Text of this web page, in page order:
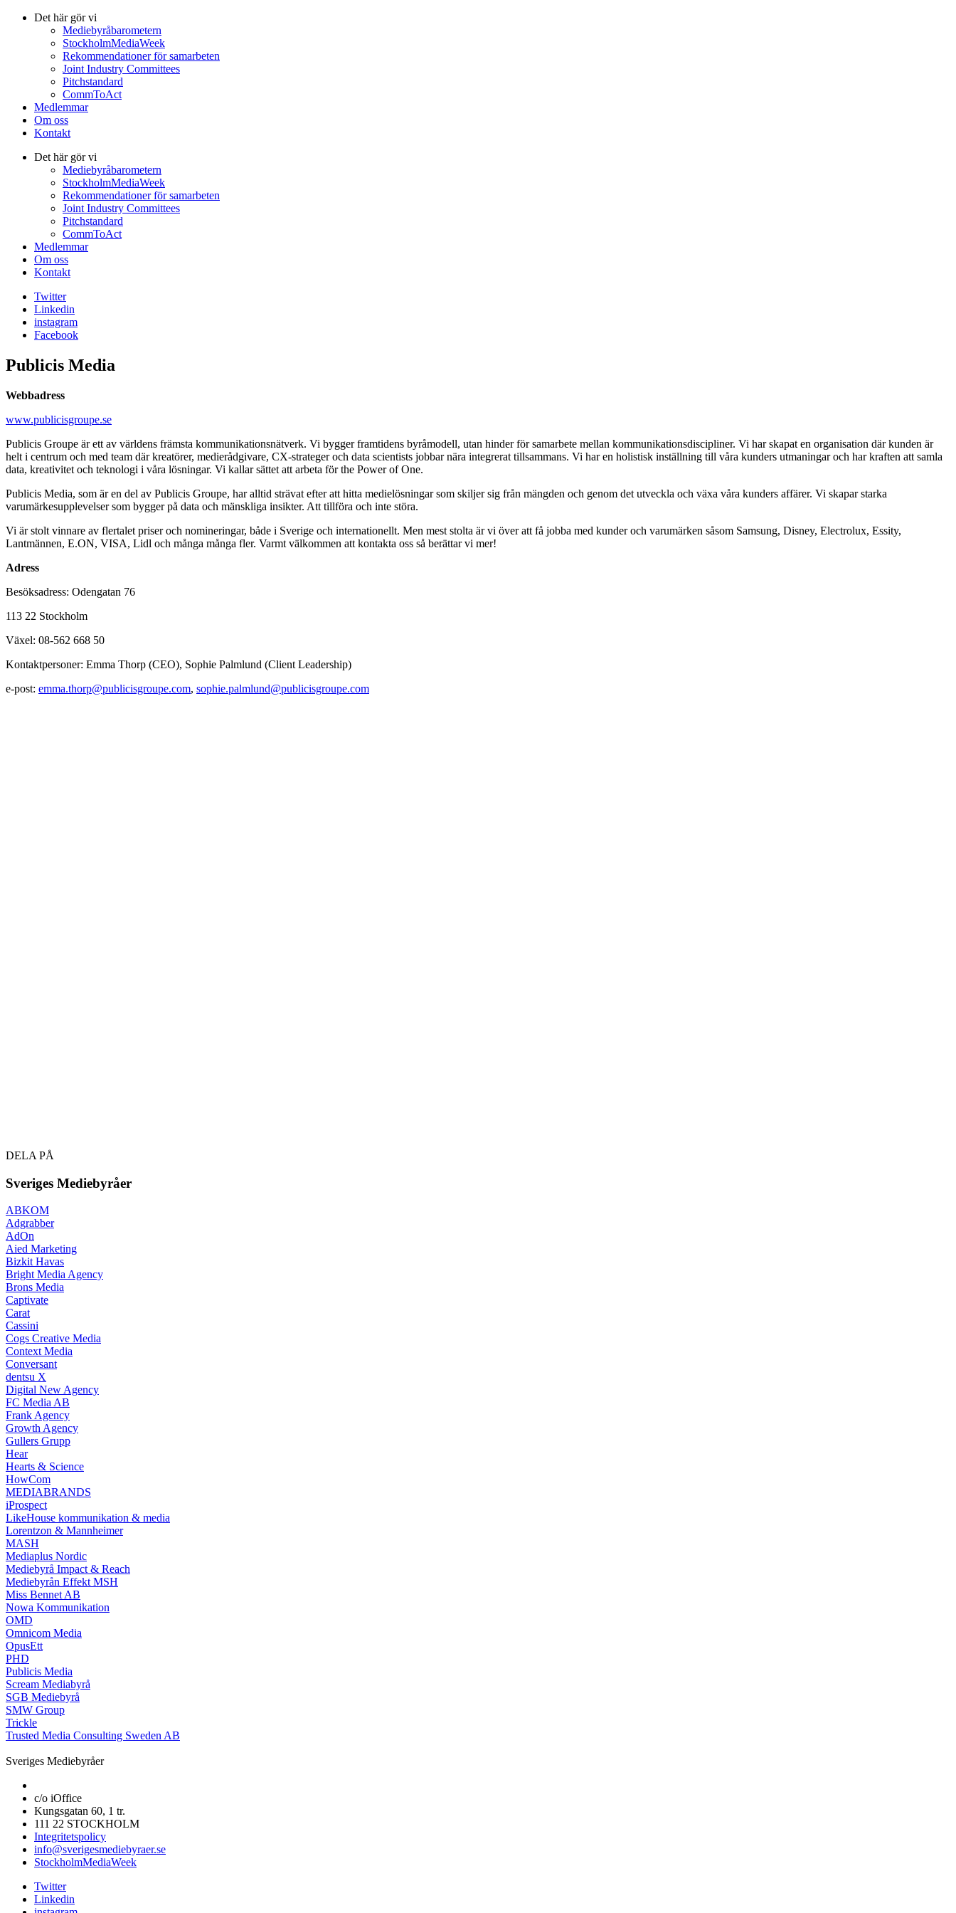
Det här gör vi
Mediebyråbarometern
StockholmMediaWeek
Rekommendationer för samarbeten
Joint Industry Committees
Pitchstandard
CommToAct
Medlemmar
Om oss
Kontakt
Det här gör vi
Mediebyråbarometern
StockholmMediaWeek
Rekommendationer för samarbeten
Joint Industry Committees
Pitchstandard
CommToAct
Medlemmar
Om oss
Kontakt
Twitter
Linkedin
instagram
Facebook
Publicis Media
Webbadress
www.publicisgroupe.se
Publicis Groupe är ett av världens främsta kommunikationsnätverk. Vi bygger framtidens byråmodell, utan hinder för samarbete mellan kommunikationsdiscipliner. Vi har skapat en organisation där kunden är
helt i centrum och med team där kreatörer, medierådgivare, CX-strateger och data scientists jobbar nära integrerat tillsammans. Vi har en holistisk inställning till våra kunders utmaningar och har kraften att samla
data, kreativitet och teknologi i våra lösningar. Vi kallar sättet att arbeta för the Power of One.
Publicis Media, som är en del av Publicis Groupe, har alltid strävat efter att hitta medielösningar som skiljer sig från mängden och genom det utveckla och växa våra kunders affärer. Vi skapar starka
varumärkesupplevelser som bygger på data och mänskliga insikter. Att tillföra och inte störa.
Vi är stolt vinnare av flertalet priser och nomineringar, både i Sverige och internationellt. Men mest stolta är vi över att få jobba med kunder och varumärken såsom Samsung, Disney, Electrolux, Essity,
Lantmännen, E.ON, VISA, Lidl och många många fler. Varmt välkommen att kontakta oss så berättar vi mer!
Adress
Besöksadress: Odengatan 76
113 22 Stockholm
Växel: 08-562 668 50
Kontaktpersoner: Emma Thorp (CEO), Sophie Palmlund (Client Leadership)
e-post: emma.thorp@publicisgroupe.com, sophie.palmlund@publicisgroupe.com
DELA PÅ
Sveriges Mediebyråer
ABKOM
Adgrabber
AdOn
Aied Marketing
Bizkit Havas
Bright Media Agency
Brons Media
Captivate
Carat
Cassini
Cogs Creative Media
Context Media
Conversant
dentsu X
Digital New Agency
FC Media AB
Frank Agency
Growth Agency
Gullers Grupp
Hear
Hearts & Science
HowCom
MEDIABRANDS
iProspect
LikeHouse kommunikation & media
Lorentzon & Mannheimer
MASH
Mediaplus Nordic
Mediebyrå Impact & Reach
Mediebyrån Effekt MSH
Miss Bennet AB
Nowa Kommunikation
OMD
Omnicom Media
OpusEtt
PHD
Publicis Media
Scream Mediabyrå
SGB Mediebyrå
SMW Group
Trickle
Trusted Media Consulting Sweden AB
Sveriges Mediebyråer
c/o iOffice
Kungsgatan 60, 1 tr.
111 22 STOCKHOLM
Integritetspolicy
info@sverigesmediebyraer.se
StockholmMediaWeek
Twitter
Linkedin